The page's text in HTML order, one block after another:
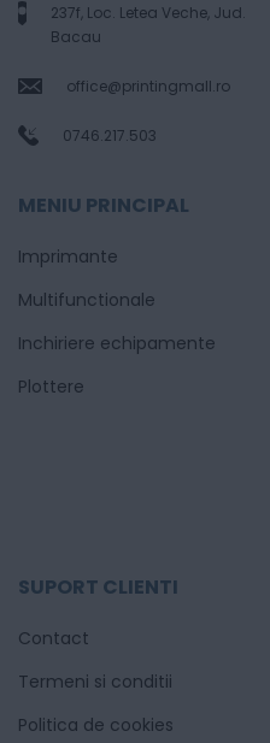
237f, Loc. Letea Veche, Jud.
Bacau
office@printingmall.ro
0746.217.503
MENIU PRINCIPAL
Imprimante
Multifunctionale
Inchiriere echipamente
Plottere
SUPORT CLIENTI
Contact
Termeni si conditii
Politica de cookies